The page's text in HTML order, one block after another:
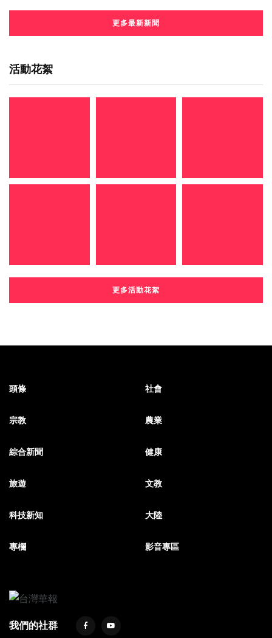
更多最新新聞
活動花絮
更多活動花絮
頭條 社會
宗教 農業
綜合新聞 健康
旅遊 文教
科技新知 大陸
專欄 影音專區
我們的社群